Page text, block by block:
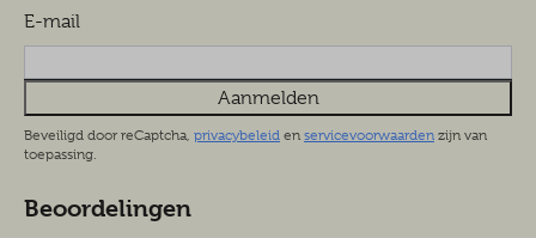
E-mail
Aanmelden
Beveiligd door reCaptcha, privacybeleid en servicevoorwaarden zijn van
toepassing.
Beoordelingen